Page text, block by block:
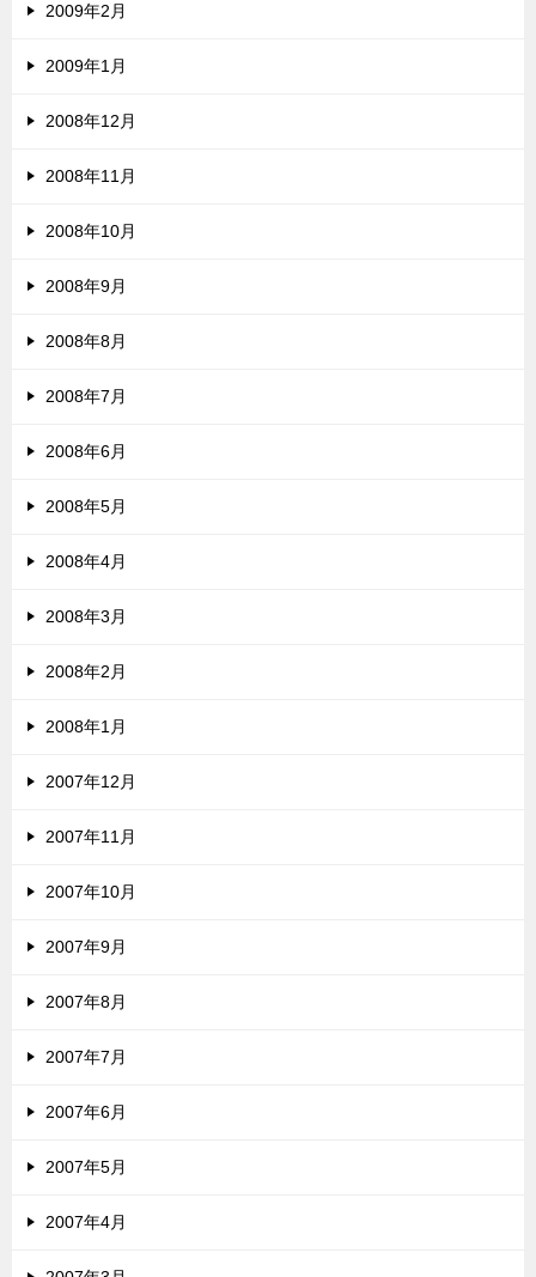
2009年2月
2009年1月
2008年12月
2008年11月
2008年10月
2008年9月
2008年8月
2008年7月
2008年6月
2008年5月
2008年4月
2008年3月
2008年2月
2008年1月
2007年12月
2007年11月
2007年10月
2007年9月
2007年8月
2007年7月
2007年6月
2007年5月
2007年4月